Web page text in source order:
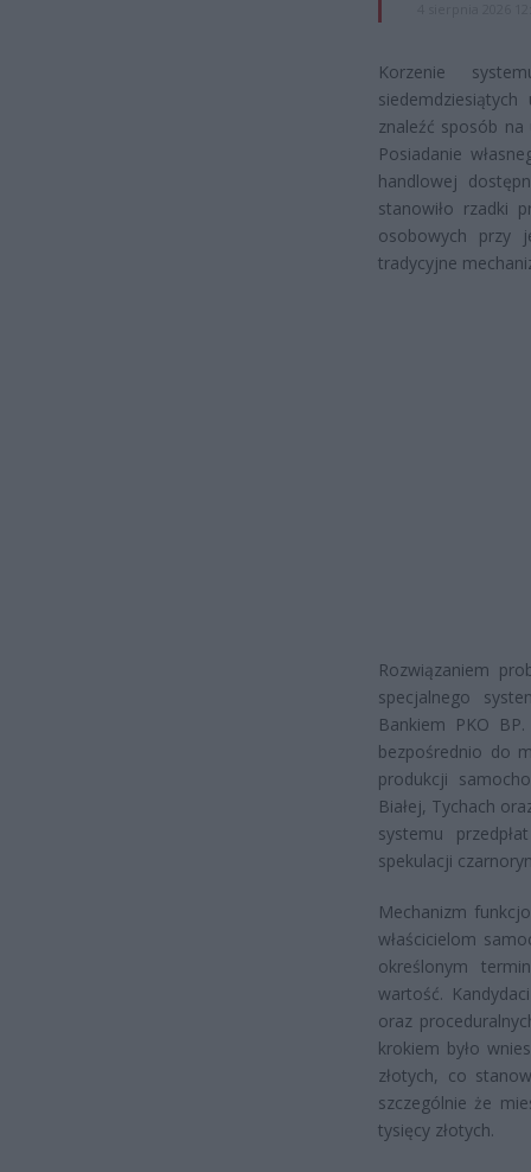
Korzenie
znaleźć sposób
Posiadanie
handlowej
stanowiło rzadki
osobowych przy
tradycyjne
Rozwiązaniem
specjalnego
Bankiem PKO
bezpośrednio do
produkcji
Białej, Tychach
systemu
spekulacji
Mechanizm
właścicielom
określonym
wartość.
oraz
krokiem było
złotych, co
szczególnie że
tysięcy złotych.